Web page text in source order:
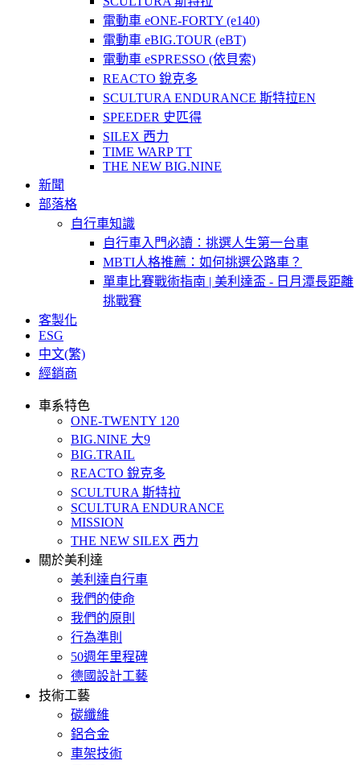
電動車 eONE-FORTY (e140)
電動車 eBIG.TOUR (eBT)
電動車 eSPRESSO (依貝索)
REACTO 銳克多
SCULTURA ENDURANCE 斯特拉EN
SPEEDER 史匹得
SILEX 西力
TIME WARP TT
THE NEW BIG.NINE
新聞
部落格
自行車知識
自行車入門必讀：挑選人生第一台車
MBTI人格推薦：如何挑選公路車？
單車比賽戰術指南 | 美利達盃 - 日月潭長距離
挑戰賽
客製化
ESG
中文(繁)
經銷商
車系特色
ONE-TWENTY 120
BIG.NINE 大9
BIG.TRAIL
REACTO 銳克多
SCULTURA 斯特拉
SCULTURA ENDURANCE
MISSION
THE NEW SILEX 西力
關於美利達
美利達自行車
我們的使命
我們的原則
行為準則
50週年里程碑
德國設計工藝
技術工藝
碳纖維
鋁合金
車架技術